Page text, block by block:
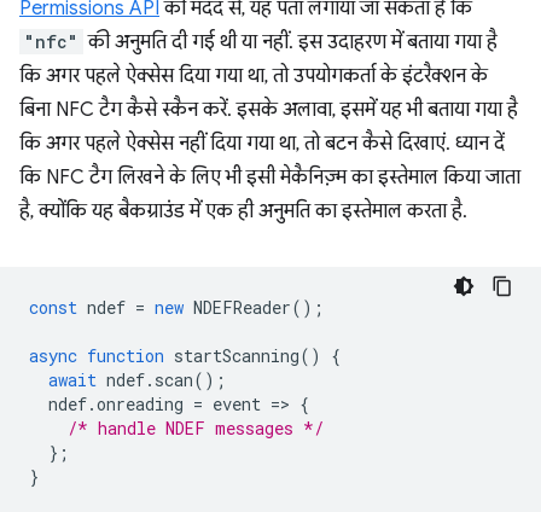
Permissions API की मदद से, यह पता लगाया जा सकता है कि
"nfc" की अनुमति दी गई थी या नहीं. इस उदाहरण में बताया गया है
कि अगर पहले ऐक्सेस दिया गया था, तो उपयोगकर्ता के इंटरैक्शन के
बिना NFC टैग कैसे स्कैन करें. इसके अलावा, इसमें यह भी बताया गया है
कि अगर पहले ऐक्सेस नहीं दिया गया था, तो बटन कैसे दिखाएं. ध्यान दें
कि NFC टैग लिखने के लिए भी इसी मेकैनिज़्म का इस्तेमाल किया जाता
है, क्योंकि यह बैकग्राउंड में एक ही अनुमति का इस्तेमाल करता है.
const ndef = new NDEFReader();
async function startScanning()
{
await ndef. scan();
ndef.onreading = event => {
/* handle NDEF messages */
};
}